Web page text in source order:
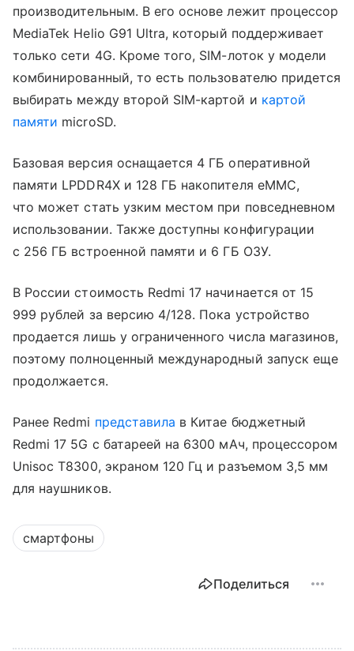
производительным. В его основе лежит процессор
MediaTek Helio G91 Ultra, который поддерживает
только сети 4G. Кроме того, SIM-лоток у модели
комбинированный, то есть пользователю придется
выбирать между второй SIM-картой и картой
памяти microSD.
Базовая версия оснащается 4 ГБ оперативной
памяти LPDDR4X и 128 ГБ накопителя eMMC,
что может стать узким местом при повседневном
использовании. Также доступны конфигурации
с 256 ГБ встроенной памяти и 6 ГБ ОЗУ.
В России стоимость Redmi 17 начинается от 15
999 рублей за версию 4/128. Пока устройство
продается лишь у ограниченного числа магазинов,
поэтому полноценный международный запуск еще
продолжается.
Ранее Redmi представила в Китае бюджетный
Redmi 17 5G с батареей на 6300 мАч, процессором
Unisoc T8300, экраном 120 Гц и разъемом 3,5 мм
для наушников.
смартфоны
Поделиться